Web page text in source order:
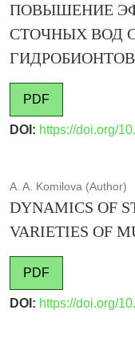
ПОВЫШЕНИЕ
СТОЧНЫХ ВОД
ГИДРОБИОНТОВ
PDF
DOI: https://doi.org/
A. A. Komilova (Author)
DYNAMICS OF
VARIETIES OF
PDF
DOI: https://doi.org/